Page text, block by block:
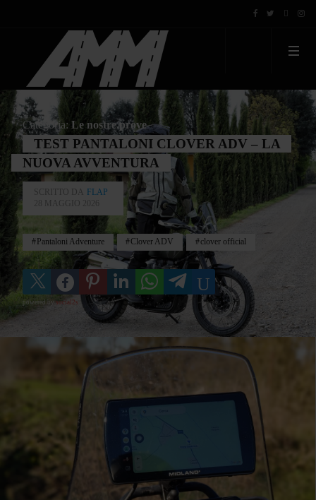
Categoria: Le nostre prove
TEST PANTALONI CLOVER ADV – LA
NUOVA AVVENTURA
SCRITTO DA
FLAP
28 MAGGIO 2026
Pantaloni Adventure Clover ADV clover official
powered bysocial2s